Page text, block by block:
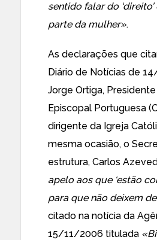
sentido falar do
parte da mulher».
As declarações que
Diário de Notícias de
Jorge Ortiga,
Episcopal Portuguesa
dirigente da Igreja
mesma ocasião, o
estrutura, Carlos
apelo aos que ‘estão
para que não deixem
citado na notícia da
15/11/2006 titulada